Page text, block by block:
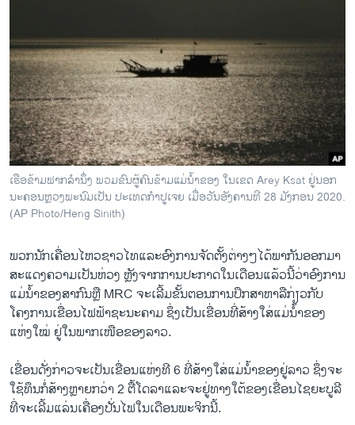
ຊີວິດຊາວລາວ
ຊຸມຊົນຊາວລາວ
ວິທະຍາສາດ-ເທັກໂນໂລຈີ
ທຸລະກິດ
ພາສາອັງກິດ
ວີດີໂອ
ສຽງ
ລາຍການກະຈາຍສຽງ
ລາຍງານ
ຕິດຕາມພວກເຮົາ ທີ່
ພາສາຕ່າງໆ
ເຮືອຂ້າມຟາກລຳນຶ່ງ ພວມຂົນຜູ້ຄົນຂ້າມແມ່ນ້ຳຂອງ ໃນເຂດ Arey Ksat ຢູ່ນອກ
ນະຄອນຫຼວງພະນົມເປັນ ປະເທດກຳປູເຈຍ ເມື່ອວັນອັງຄານທີ 28 ມັງກອນ 2020.
(AP Photo/Heng Sinith)
ພວກນັກເຄື່ອນໄຫວຊາວໄທແລະອົງການຈັດຕັ້ງຕ່າງໆໄດ້ພາກັນອອກມາ
ສະແດງຄວາມເປັນຫ່ວງ ຫຼັງຈາກການປະກາດໃນເດືອນແລ້ວນີ້ວ່າອົງການ
ແມ່ນ້ຳຂອງສາກົນຫຼື MRC ຈະເລີ້ມຂັ້ນຕອນການປຶກສາຫາລືກ່ຽວກັບ
ໂຄງການເຂື່ອນໄຟຟ້າຊະນະຄາມ ຊຶ່ງເປັນເຂື່ອນທີ່ສ້າງໃສ່ແມ່ນ້ຳຂອງ
ແຫ່ງໃໝ່ ຢູ່ໃນພາກເໜືອຂອງລາວ.
ເຂື່ອນດັ່ງກ່າວຈະເປັນເຂື່ອນແຫ່ງທີ 6 ທີ່ສ້າງໃສ່ແມ່ນ້ຳຂອງຢູ່ລາວ ຊຶ່ງຈະ
ໃຊ້ທຶນກໍ່ສ້າງຫຼາຍກວ່າ 2 ຕື້ໂດລາແລະຈະຢູ່ທາງໃຕ້ຂອງເຂື່ອນໄຊຍະບູລີ
ທີ່ຈະເລີ້ມແລ່ນເຄື່ອງປັ່ນໄຟໃນເດືອນພະຈິກນີ້.